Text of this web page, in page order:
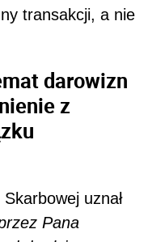
transakcji, a nie
darowizn
z
uznał
Pana